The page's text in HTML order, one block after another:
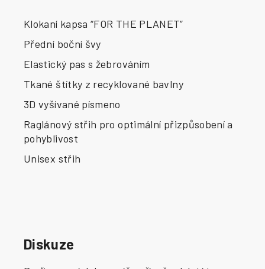
Klokaní kapsa “FOR THE PLANET”
Přední boční švy
Elastický pas s žebrováním
Tkané štítky z recyklované bavlny
3D vyšívané písmeno
Raglánový střih pro optimální přizpůsobení a
pohyblivost
Unisex střih
Diskuze